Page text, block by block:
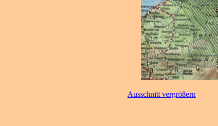
Ausschnitt vergrößern